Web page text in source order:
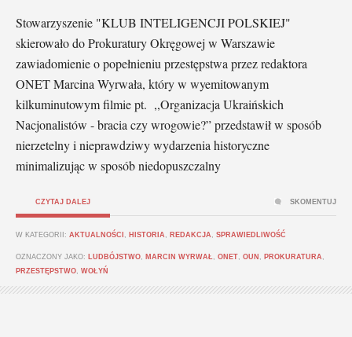
Stowarzyszenie "KLUB INTELIGENCJI POLSKIEJ"
skierowało do Prokuratury Okręgowej w Warszawie
zawiadomienie o popełnieniu przestępstwa przez redaktora
ONET Marcina Wyrwała, który w wyemitowanym
kilkuminutowym filmie pt. ,,Organizacja Ukraińskich
Nacjonalistów - bracia czy wrogowie?” przedstawił w sposób
nierzetelny i nieprawdziwy wydarzenia historyczne
minimalizując w sposób niedopuszczalny
CZYTAJ DALEJ
W KATEGORII: AKTUALNOŚCI HISTORIA REDAKCJA SPRAWIEDLIWOŚĆ
OZNACZONY JAKO: LUDBÓJSTWO MARCIN WYRWAŁ ONET OUN PROKURATURA
PRZESTĘPSTWO WOŁYŃ
SKOMENTUJ